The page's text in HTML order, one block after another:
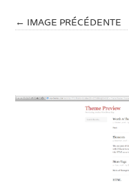
← IMAGE PRÉCÉDENTE